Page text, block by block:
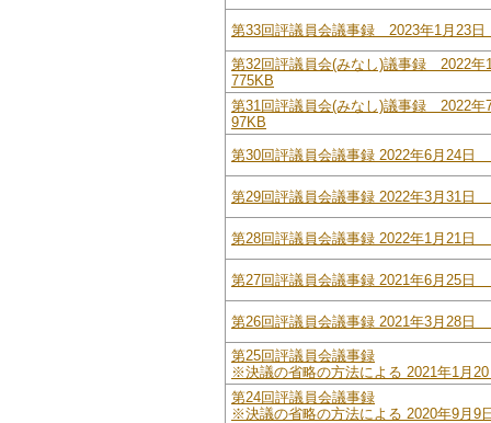
第33回評議員会議事録 2023年1月23
第32回評議員会(みなし)議事録 2022
775KB
第31回評議員会(みなし)議事録 2022
97KB
第30回評議員会議事録 2022年6月24日
第29回評議員会議事録 2022年3月31日
第28回評議員会議事録 2022年1月21日
第27回評議員会議事録 2021年6月25日
第26回評議員会議事録 2021年3月28日
第25回評議員会議事録
※決議の省略の方法による 2021年1月
第24回評議員会議事録
※決議の省略の方法による 2020年9月